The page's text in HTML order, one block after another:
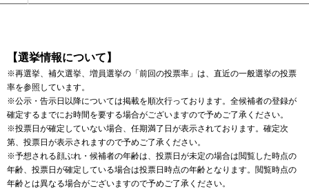
【選挙情報について】
※再選挙、補欠選挙、増員選挙の「前回の投票率」は、直近の一般選挙の投票
率を参照しています。
※公示・告示日以降については掲載を順次行っております。全候補者の登録が
確定するまでにお時間を要する場合がございますので予めご了承ください。
※投票日が確定していない場合、任期満了日が表示されております。確定次
第、投票日が表示されますので予めご了承ください。
※予想される顔ぶれ・候補者の年齢は、投票日が未定の場合は閲覧した時点の
年齢、投票日が確定している場合は投票日時点の年齢となります。閲覧時点の
年齢とは異なる場合がございますので予めご了承ください。